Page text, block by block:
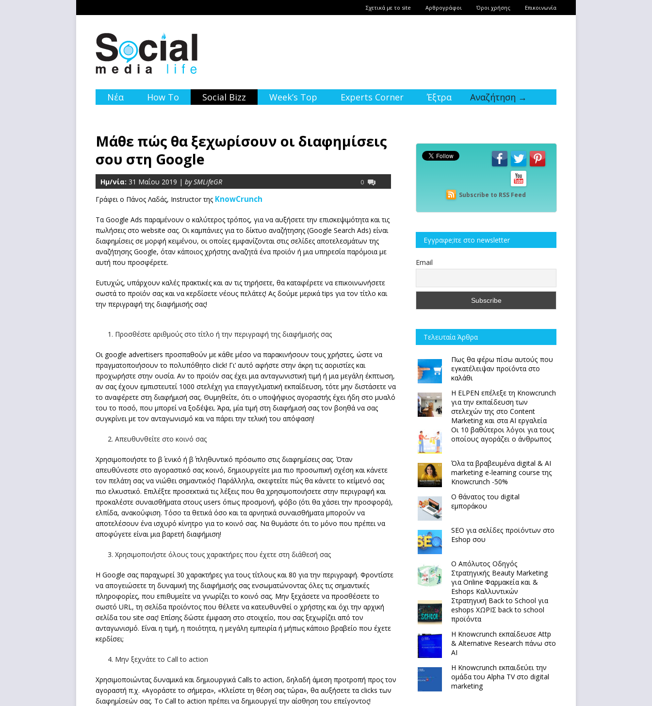
Σχετικά με το site Αρθρογράφοι Όροι χρήσης Επικοινωνία
Νέα How To Social Bizz Week’s Top Experts Corner Έξτρα Αναζήτηση →
Μάθε πώς θα ξεχωρίσουν οι διαφημίσεις
σου στη Google
Ημ/νία: 31 Μαΐου 2019 | by SMLifeGR 0
Γράφει ο Πάνος Λαδάς, Instructor της KnowCrunch
Τα Google Αds παραμένουν ο καλύτερος τρόπος, για να αυξήσετε την επισκεψιμότητα και τις
πωλήσεις στο website σας. Οι καμπάνιες για το δίκτυο αναζήτησης (Google Search Ads) είναι
διαφημίσεις σε μορφή κειμένου, οι οποίες εμφανίζονται στις σελίδες αποτελεσμάτων της
αναζήτησης Google, όταν κάποιος χρήστης αναζητά ένα προϊόν ή μια υπηρεσία παρόμοια με
αυτή που προσφέρετε.
Ευτυχώς, υπάρχουν καλές πρακτικές και αν τις τηρήσετε, θα καταφέρετε να επικοινωνήσετε
σωστά το προϊόν σας και να κερδίσετε νέους πελάτες! Ας δούμε μερικά tips για τον τίτλο και
την περιγραφή της διαφήμισής σας!
Προσθέστε αριθμούς στο τίτλο ή την περιγραφή της διαφήμισής σας
Οι google advertisers προσπαθούν με κάθε μέσο να παρακινήσουν τους χρήστες, ώστε να
πραγματοποιήσουν το πολυπόθητο click! Γι’ αυτό αφήστε στην άκρη τις αοριστίες και
προχωρήστε στην ουσία. Αν το προϊόν σας έχει μια ανταγωνιστική τιμή ή μια μεγάλη έκπτωση,
αν σας έχουν εμπιστευτεί 1000 στελέχη για επαγγελματική εκπαίδευση, τότε μην διστάσετε να
το αναφέρετε στη διαφήμισή σας. Θυμηθείτε, ότι ο υποψήφιος αγοραστής έχει ήδη στο μυαλό
του το ποσό, που μπορεί να ξοδέψει. Άρα, μία τιμή στη διαφήμισή σας τον βοηθά να σας
συγκρίνει με τον ανταγωνισμό και να πάρει την τελική του απόφαση!
Απευθυνθείτε στο κοινό σας
Χρησιμοποιήστε το β΄ ενικό ή β΄ πληθυντικό πρόσωπο στις διαφημίσεις σας. Όταν
απευθύνεστε στο αγοραστικό σας κοινό, δημιουργείτε μια πιο προσωπική σχέση και κάνετε
τον πελάτη σας να νιώθει σημαντικός! Παράλληλα, σκεφτείτε πώς θα κάνετε το κείμενό σας
πιο ελκυστικό. Επιλέξτε προσεκτικά τις λέξεις που θα χρησιμοποιήσετε στην περιγραφή και
προκαλέστε συναισθήματα στους users όπως προσμονή, φόβο (ότι θα χάσει την προσφορά),
ελπίδα, ανακούφιση. Τόσο τα θετικά όσο και τα αρνητικά συναισθήματα μπορούν να
αποτελέσουν ένα ισχυρό κίνητρο για το κοινό σας. Να θυμάστε ότι το μόνο που πρέπει να
αποφύγετε είναι μια βαρετή διαφήμιση!
Χρησιμοποιήστε όλους τους χαρακτήρες που έχετε στη διάθεσή σας
Η Google σας παραχωρεί 30 χαρακτήρες για τους τίτλους και 80 για την περιγραφή. Φροντίστε
να απογειώσετε τη δυναμική της διαφήμισής σας ενσωματώνοντας όλες τις σημαντικές
πληροφορίες, που επιθυμείτε να γνωρίζει το κοινό σας. Μην ξεχάσετε να προσθέσετε το
σωστό URL, τη σελίδα προϊόντος που θέλετε να κατευθυνθεί ο χρήστης και όχι την αρχική
σελίδα του site σας! Επίσης δώστε έμφαση στο στοιχείο, που σας ξεχωρίζει από τον
ανταγωνισμό. Είναι η τιμή, η ποιότητα, η μεγάλη εμπειρία ή μήπως κάποιο βραβείο που έχετε
κερδίσει;
Μην ξεχνάτε το Call to action
Χρησιμοποιώντας δυναμικά και δημιουργικά Calls to action, δηλαδή άμεση προτροπή προς τον
αγοραστή π.χ. «Αγοράστε το σήμερα», «Κλείστε τη θέση σας τώρα», θα αυξήσετε τα clicks των
διαφημίσεών σας. Το Call to action πρέπει να δημιουργεί την αίσθηση του επείγοντος!
Subscribe to RSS Feed
Εγγραφe;iτε στο newsletter
Email
Τελευταία Άρθρα
Πως θα φέρω πίσω αυτούς που
εγκατέλειψαν προϊόντα στο
καλάθι
Η ELPEN επέλεξε τη Knowcrunch
για την εκπαίδευση των
στελεχών της στο Content
Marketing και στα AI εργαλεία
Οι 10 βαθύτεροι λόγοι για τους
οποίους αγοράζει ο άνθρωπος
Όλα τα βραβευμένα digital & AI
marketing e-learning course της
Knowcrunch -50%
Ο θάνατος του digital
εμποράκου
SEO για σελίδες προϊόντων στο
Eshop σου
Ο Απόλυτoς Οδηγός
Στρατηγικής Beauty Marketing
για Online Φαρμακεία και &
Eshops Καλλυντικών
Στρατηγική Back to School για
eshops ΧΩΡΙΣ back to school
προϊόντα
Η Knowcrunch εκπαίδευσε Attp
& Alternative Research πάνω στο
ΑΙ
Η Knowcrunch εκπαιδεύει την
ομάδα του Alpha TV στο digital
marketing